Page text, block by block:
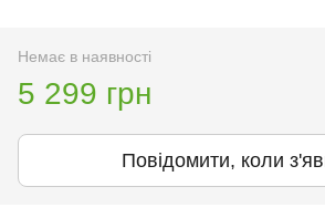
Немає в наявності
5 299 грн
Повідомити, коли